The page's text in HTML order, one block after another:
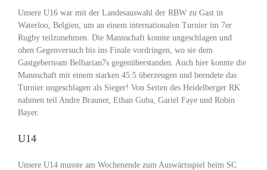
Unsere U16 war mit der Landesauswahl der RBW zu Gast in
Waterloo, Belgien, um an einem internationalen Turnier im 7er
Rugby teilzunehmen. Die Mannschaft konnte ungeschlagen und
ohen Gegenversuch bis ins Finale vordringen, wo sie dem
Gastgeberteam Belbarian7s gegenüberstanden. Auch hier konnte die
Mannschaft mit einem starken 45:5 überzeugen und beendete das
Turnier ungeschlagen als Sieger! Von Seiten des Heidelberger RK
nahmen teil Andre Brauner, Ethan Guba, Gariel Faye und Robin
Bayer.
U14
Unsere U14 musste am Wochenende zum Auswärtsspiel beim SC